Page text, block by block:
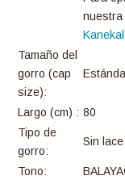
nuestra
Tamaño del
gorro (cap
size):
Largo (cm) : 80
Tipo de
gorro:
Sin
Tono: